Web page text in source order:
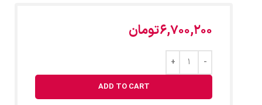
6,700,200تومان
ADD TO CART